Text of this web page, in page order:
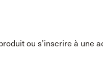
ou s’inscrire à une